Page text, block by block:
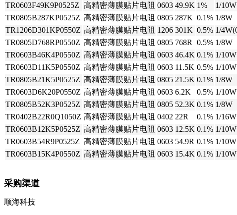
TR0603F49K9P0525Z 高精密薄膜贴片电阻 0603 49.9K 1%
1/10W
TR0805B287KP0525Z 高精密薄膜贴片电阻 0805 287K 0.1% 1/8W
TR1206D301KP0550Z 高精密薄膜贴片电阻 1206 301K 0.5% 1/
TR0805D768RP0550Z 高精密薄膜贴片电阻 0805 768R 0.5% 1/8W
TR0603B46K4P0550Z 高精密薄膜贴片电阻 0603 46.4K 0.1% 1/10W
TR0603D11K5P0550Z 高精密薄膜贴片电阻 0603 11.5K 0.5% 1/10W
TR0805B21K5P0525Z 高精密薄膜贴片电阻 0805 21.5K 0.1% 1/8W
TR0603D6K20P0550Z 高精密薄膜贴片电阻 0603 6.2K 0.5% 1/10W
TR0805B52K3P0525Z 高精密薄膜贴片电阻 0805 52.3K 0.1% 1/8W
TR0402B22R0Q1050Z 高精密薄膜贴片电阻 0402 22R 0.1% 1/16W
TR0603B12K5P0525Z 高精密薄膜贴片电阻 0603 12.5K 0.1% 1/10W
TR0603B54R9P0525Z 高精密薄膜贴片电阻 0603 54.9R 0.1% 1/10W
TR0603B15K4P0550Z 高精密薄膜贴片电阻 0603 15.4K 0.1% 1/10W
采购渠道
顺海科技